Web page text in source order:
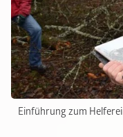
Einführung zum